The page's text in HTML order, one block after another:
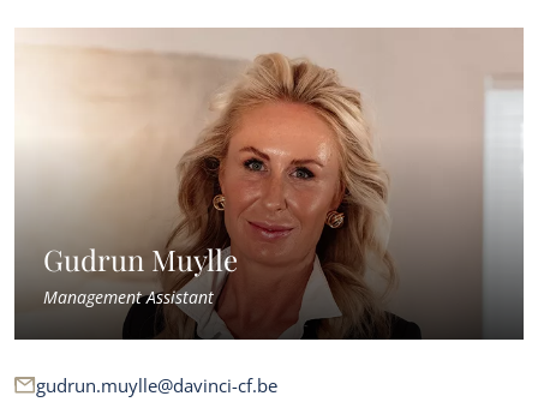
Gudrun Muylle
Management Assistant
gudrun.muylle@davinci-cf.be